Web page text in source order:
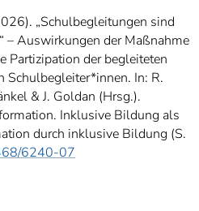
„Schulbegleitungen sind
– Auswirkungen der Maßnahme
Partizipation der begleiteten
Schulbegleiter*innen. In: R.
& J. Goldan (Hrsg.).
Inklusive Bildung als
durch inklusive Bildung (S.
6240-07